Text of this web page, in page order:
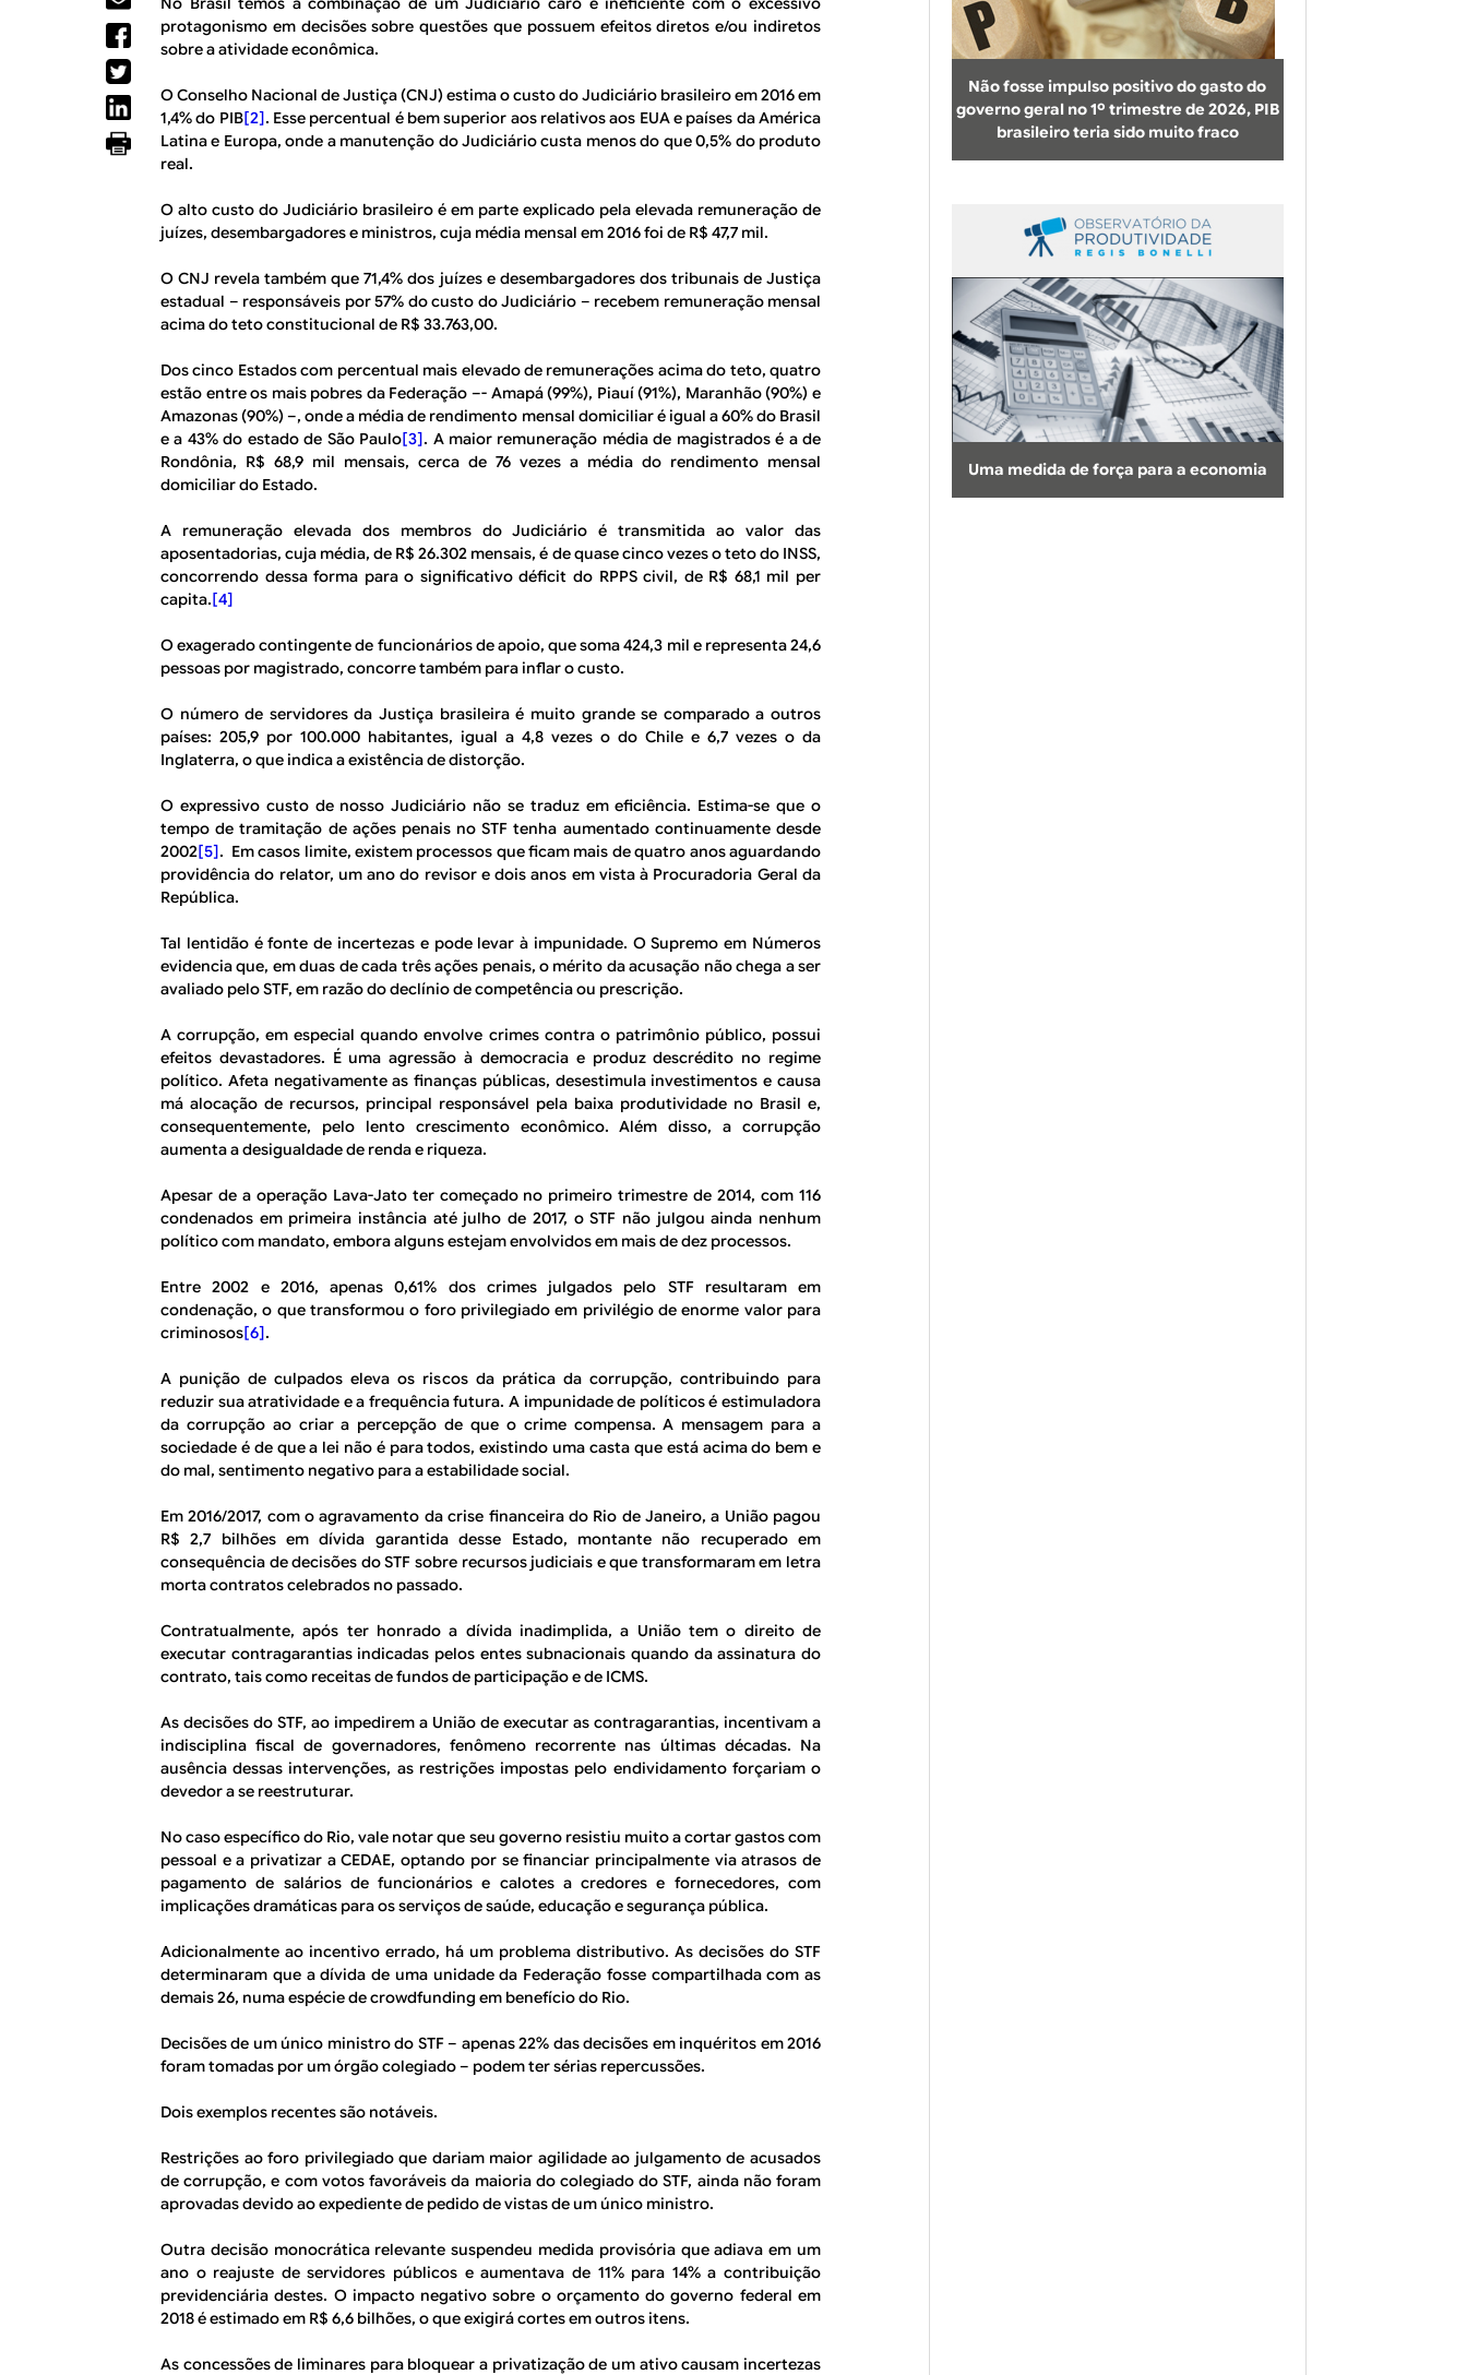
E
b
u
s
c
a
a
l
protagonismo em decisões sobre questões que possuem efeitos diretos e/ou indiretos
sobre a atividade econômica.
O Conselho Nacional de Justiça (CNJ) estima o custo do Judiciário brasileiro em 2016 em
1,4% do PIB[2]. Esse percentual é bem superior aos relativos aos EUA e países da América
Latina e Europa, onde a manutenção do Judiciário custa menos do que 0,5% do produto
real.
O alto custo do Judiciário brasileiro é em parte explicado pela elevada remuneração de
juízes, desembargadores e ministros, cuja média mensal em 2016 foi de R$ 47,7 mil.
O CNJ revela também que 71,4% dos juízes e desembargadores dos tribunais de Justiça
estadual – responsáveis por 57% do custo do Judiciário – recebem remuneração mensal
acima do teto constitucional de R$ 33.763,00.
Dos cinco Estados com percentual mais elevado de remunerações acima do teto, quatro
estão entre os mais pobres da Federação –- Amapá (99%), Piauí (91%), Maranhão (90%) e
Amazonas (90%) –, onde a média de rendimento mensal domiciliar é igual a 60% do Brasil
e a 43% do estado de São Paulo[3]. A maior remuneração média de magistrados é a de
Rondônia, R$ 68,9 mil mensais, cerca de 76 vezes a média do rendimento mensal
domiciliar do Estado.
A remuneração elevada dos membros do Judiciário é transmitida ao valor das
aposentadorias, cuja média, de R$ 26.302 mensais, é de quase cinco vezes o teto do INSS,
concorrendo dessa forma para o significativo déficit do RPPS civil, de R$ 68,1 mil per
capita.[4]
O exagerado contingente de funcionários de apoio, que soma 424,3 mil e representa 24,6
pessoas por magistrado, concorre também para inflar o custo.
O número de servidores da Justiça brasileira é muito grande se comparado a outros
países: 205,9 por 100.000 habitantes, igual a 4,8 vezes o do Chile e 6,7 vezes o da
Inglaterra, o que indica a existência de distorção.
O expressivo custo de nosso Judiciário não se traduz em eficiência. Estima-se que o
tempo de tramitação de ações penais no STF tenha aumentado continuamente desde
2002[5]. Em casos limite, existem processos que ficam mais de quatro anos aguardando
providência do relator, um ano do revisor e dois anos em vista à Procuradoria Geral da
República.
Tal lentidão é fonte de incertezas e pode levar à impunidade. OSupremo em Números
evidencia que, em duas de cada três ações penais, o mérito da acusação não chega a ser
avaliado pelo STF, em razão do declínio de competência ou prescrição.
A corrupção, em especial quando envolve crimes contra o patrimônio público, possui
efeitos devastadores. É uma agressão à democracia e produz descrédito no regime
político. Afeta negativamente as finanças públicas, desestimula investimentos e causa
má alocação de recursos, principal responsável pela baixa produtividade no Brasil e,
consequentemente, pelo lento crescimento econômico. Além disso, a corrupção
aumenta a desigualdade de renda e riqueza.
Apesar de a operação Lava-Jato ter começado no primeiro trimestre de 2014, com 116
condenados em primeira instância até julho de 2017, o STF não julgou ainda nenhum
político com mandato, embora alguns estejam envolvidos em mais de dez processos.
Entre 2002 e 2016, apenas 0,61% dos crimes julgados pelo STF resultaram em
condenação, o que transformou o foro privilegiado em privilégio de enorme valor para
criminosos[6].
A punição de culpados eleva os riscos da prática da corrupção, contribuindo para
reduzir sua atratividade e a frequência futura. A impunidade de políticos é estimuladora
da corrupção ao criar a percepção de que o crime compensa. A mensagem para a
sociedade é de que a lei não é para todos, existindo uma casta que está acima do bem e
do mal, sentimento negativo para a estabilidade social.
Em 2016/2017, com o agravamento da crise financeira do Rio de Janeiro, a União pagou
R$ 2,7 bilhões em dívida garantida desse Estado, montante não recuperado em
consequência de decisões do STF sobre recursos judiciais e que transformaram em letra
morta contratos celebrados no passado.
Contratualmente, após ter honrado a dívida inadimplida, a União tem o direito de
executar contragarantias indicadas pelos entes subnacionais quando da assinatura do
contrato, tais como receitas de fundos de participação e de ICMS.
As decisões do STF, ao impedirem a União de executar as contragarantias, incentivam a
indisciplina fiscal de governadores, fenômeno recorrente nas últimas décadas. Na
ausência dessas intervenções, as restrições impostas pelo endividamento forçariam o
devedor a se reestruturar.
No caso específico do Rio, vale notar que seu governo resistiu muito a cortar gastos com
pessoal e a privatizar a CEDAE, optando por se financiar principalmente via atrasos de
pagamento de salários de funcionários e calotes a credores e fornecedores, com
implicações dramáticas para os serviços de saúde, educação e segurança pública.
Adicionalmente ao incentivo errado, há um problema distributivo. As decisões do STF
determinaram que a dívida de uma unidade da Federação fosse compartilhada com as
demais 26, numa espécie decrowdfunding em benefício do Rio.
Decisões de um único ministro do STF – apenas 22% das decisões em inquéritos em 2016
foram tomadas por um órgão colegiado – podem ter sérias repercussões.
Dois exemplos recentes são notáveis.
Restrições ao foro privilegiado que dariam maior agilidade ao julgamento de acusados
de corrupção, e com votos favoráveis da maioria do colegiado do STF, ainda não foram
aprovadas devido ao expediente de pedido de vistas de um único ministro.
Outra decisão monocrática relevante suspendeu medida provisória que adiava em um
ano o reajuste de servidores públicos e aumentava de 11% para 14% a contribuição
previdenciária destes. O impacto negativo sobre o orçamento do governo federal em
2018 é estimado em R$ 6,6 bilhões, o que exigirá cortes em outros itens.
As concessões de liminares para bloquear a privatização de um ativo causam incertezas
Não fosse impulso positivo do gasto do
governo geral no 1º trimestre de 2026, PIB
brasileiro teria sido muito fraco
Uma medida de força para a economia